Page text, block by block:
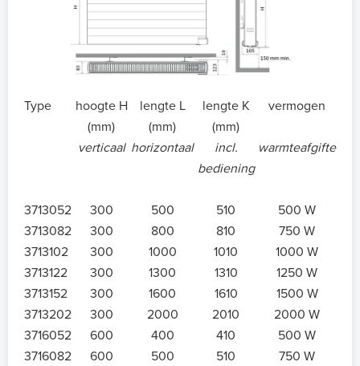
Type
hoogte H
(mm)
lengte L
(mm)
lengte K
(mm)
vermogen
verticaal horizontaal
incl.
bediening
warmteafgifte
3713052 300 500 510
500 W
3713082
300 800 810
750 W
3713102
300 1000 1010
1000 W
3713122
300 1300 1310
1250 W
3713152
300 1600 1610
1500 W
3713202
300 2000 2010
2000 W
3716052
600 400 410
500 W
3716082
600 500 510
750 W